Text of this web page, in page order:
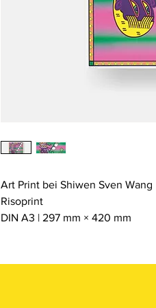
Art Print bei Shiwen Sven Wang
Risoprint
DIN A3 | 297 mm × 420 mm